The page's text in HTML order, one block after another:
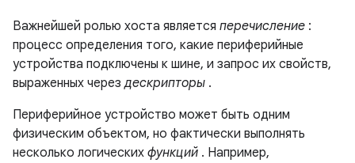
Важнейшей ролью хоста является перечисление :
процесс определения того, какие периферийные
устройства подключены к шине, и запрос их свойств,
выраженных черездескрипторы .
Периферийное устройство может быть одним
физическим объектом, но фактически выполнять
несколько логических функций . Например,